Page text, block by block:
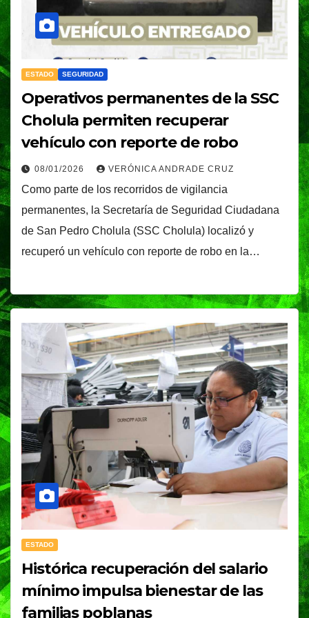
ESTADO SEGURIDAD
Operativos permanentes de la SSC
Cholula permiten recuperar
vehículo con reporte de robo
08/01/2026 VERÓNICA ANDRADE CRUZ
Como parte de los recorridos de vigilancia
permanentes, la Secretaría de Seguridad Ciudadana
de San Pedro Cholula (SSC Cholula) localizó y
recuperó un vehículo con reporte de robo en la…
ESTADO
Histórica recuperación del salario
mínimo impulsa bienestar de las
familias poblanas